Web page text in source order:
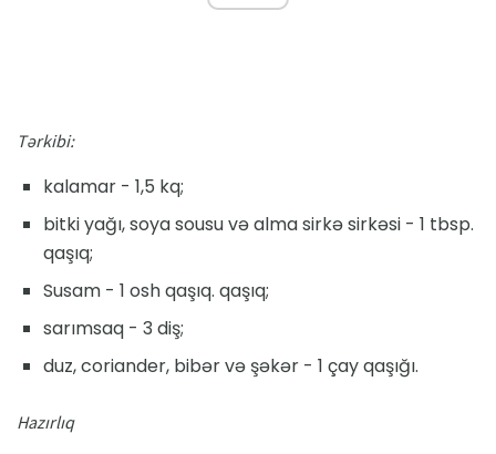
Tərkibi:
kalamar - 1,5 kq;
bitki yağı, soya sousu və alma sirkə sirkəsi - 1 tbsp.
qaşıq;
Susam - 1 osh qaşıq. qaşıq;
sarımsaq - 3 diş;
duz, coriander, bibər və şəkər - 1 çay qaşığı.
Hazırlıq